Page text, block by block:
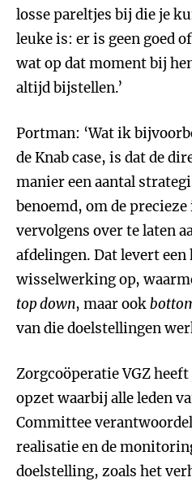
losse pareltjes bij die je
leuke is: er is geen goed
wat op dat moment bij
altijd bijstellen.’
Portman: ‘Wat ik
de Knab case, is dat de
manier een aantal
benoemd, om de
vervolgens over te laten
afdelingen. Dat levert een
wisselwerking op,
top down, maar ook
van die doelstellingen
Zorgcoöperatie VGZ
opzet waarbij alle leden
Committee
realisatie en de
doelstelling, zoals het